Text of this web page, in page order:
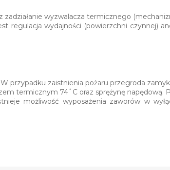
wyzwalacza termicznego
regulacja wydajności (powierzchni czynnej)
przypadku zaistnienia pożaru przegroda
termicznym 74˚C oraz sprężynę napędową.
możliwość wyposażenia zaworów w